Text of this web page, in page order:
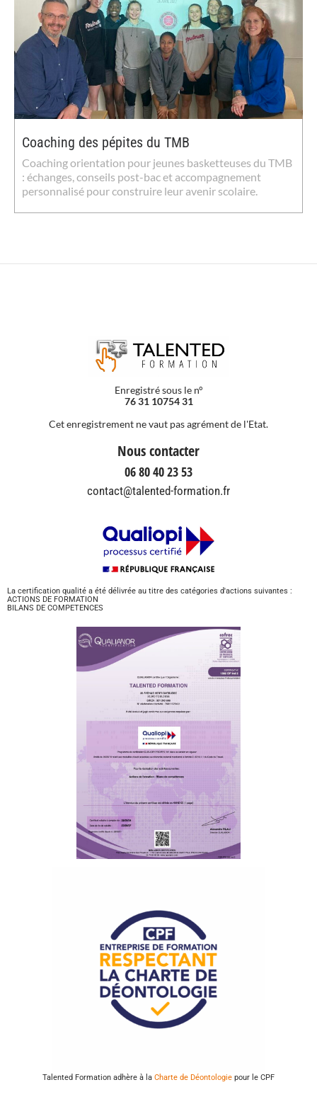
Coaching des pépites du TMB
Coaching orientation pour jeunes basketteuses du TMB
: échanges, conseils post-bac et accompagnement
personnalisé pour construire leur avenir scolaire.
Enregistré sous le n°
76 31 10754 31
Cet enregistrement ne vaut pas agrément de l'Etat.
Nous contacter
06 80 40 23 53
contact@talented-formation.fr
La certification qualité a été délivrée au titre des catégories d'actions suivantes :
ACTIONS DE FORMATION
BILANS DE COMPETENCES
Talented Formation adhère à la Charte de Déontologie pour le CPF